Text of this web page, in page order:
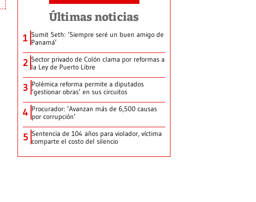
Últimas noticias
1 Sumit Seth: ‘Siempre seré un buen amigo de
Panamá’
2 Sector privado de Colón clama por reformas a
la Ley de Puerto Libre
3 Polémica reforma permite a diputados
‘gestionar obras’ en sus circuitos
4 Procurador: ‘Avanzan más de 6,500 causas
por corrupción’
5 Sentencia de 104 años para violador, víctima
comparte el costo del silencio